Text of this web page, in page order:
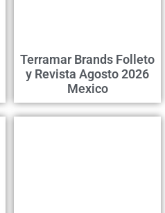
Terramar Brands Folleto
y Revista Agosto 2026
Mexico